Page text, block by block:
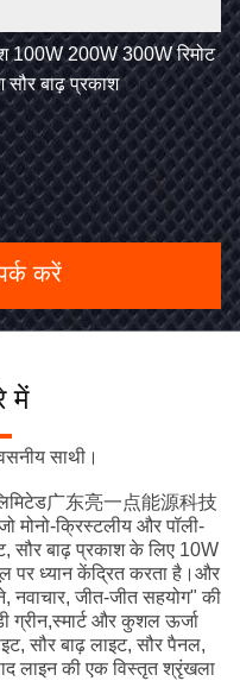
100W 200W 300W रिमोट
बाढ़ प्रकाश
करें
में
साथी।
लिमिटेड广东亮一点能源科技
मोनो-क्रिस्टलीय और पॉली-
सौर बाढ़ प्रकाश के लिए 10W
पर ध्यान केंद्रित करता है।और
नवाचार, जीत-जीत सहयोग" की
ग्रीन,स्मार्ट और कुशल ऊर्जा
सौर बाढ़ लाइट, सौर पैनल,
लाइन की एक विस्तृत श्रृंखला